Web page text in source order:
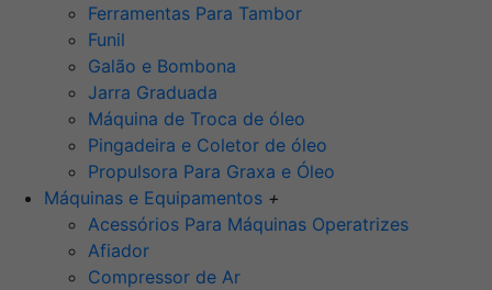
Ferramentas Para Tambor
Funil
Galão e Bombona
Jarra Graduada
Máquina de Troca de óleo
Pingadeira e Coletor de óleo
Propulsora Para Graxa e Óleo
Máquinas e Equipamentos +
Acessórios Para Máquinas Operatrizes
Afiador
Compressor de Ar